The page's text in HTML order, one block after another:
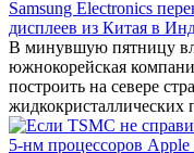
Samsung Electronics
дисплеев из Китая в
В минувшую пятницу
южнокорейская
построить на севере
жидкокристаллических